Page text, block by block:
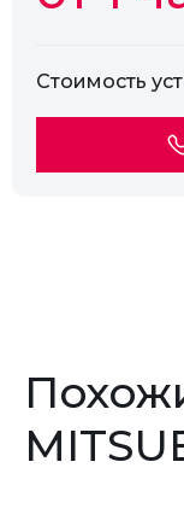
Стоимость